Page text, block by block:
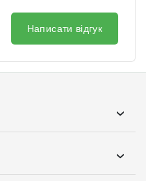
Написати відгук